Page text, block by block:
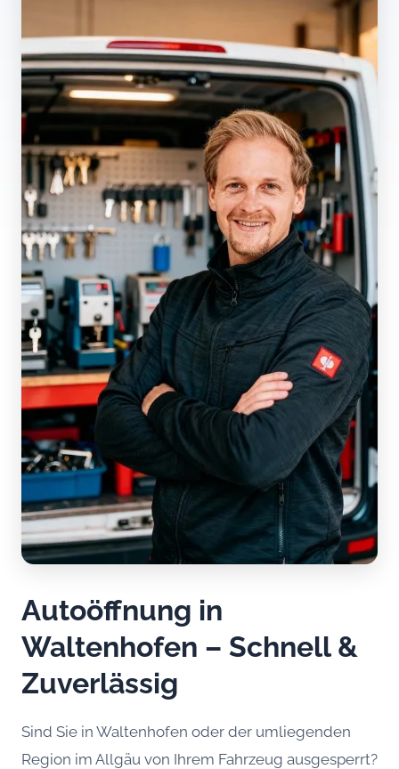
Autoöffnung in
Waltenhofen – Schnell &
Zuverlässig
Sind Sie in Waltenhofen oder der umliegenden
Region im Allgäu von Ihrem Fahrzeug ausgesperrt?